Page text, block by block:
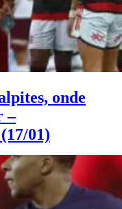
onde
–
01)
jogo de hoje entre